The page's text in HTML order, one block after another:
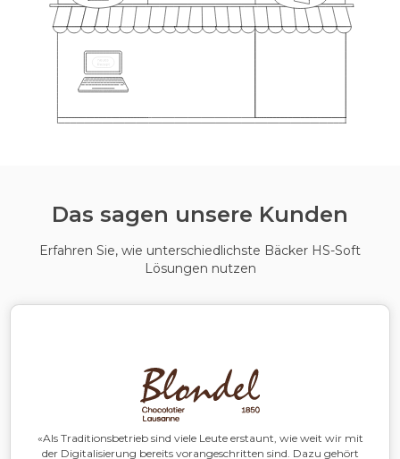
Das sagen unsere Kunden
Erfahren Sie, wie unterschiedlichste Bäcker HS-Soft
Lösungen nutzen
«Als Traditionsbetrieb sind viele Leute erstaunt, wie weit wir mit
der Digitalisierung bereits vorangeschritten sind. Dazu gehört